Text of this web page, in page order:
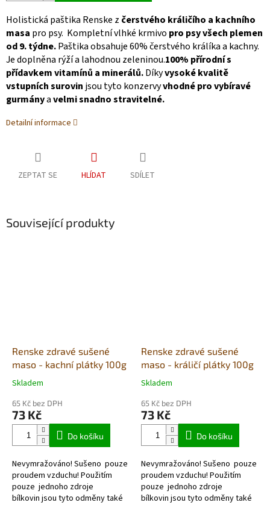
Holistická paštika Renske z čerstvého králičího a kachního
masa pro psy. Kompletní vlhké krmivo pro psy všech plemen
od 9. týdne.Paštika obsahuje 60% čerstvého králíka a kachny.
Je doplněna rýží a lahodnou zeleninou.100% přírodní s
přídavkem vitamínů a minerálů.Díkyvysoké kvalitě
vstupních surovinjsou tyto konzervyvhodné pro vybíravé
gurmányavelmi snadno stravitelné.
Detailní informace
ZEPTAT SE HLÍDAT SDÍLET
Související produkty
Renske zdravé sušené
maso - kachní plátky 100g
Průměrné
produktu
je
hvězdiček.
Skladem
65 Kč bez DPH
73 Kč
Do košíku
Nevymražováno! Sušeno pouze
proudem vzduchu! Použitím
pouze jednoho zdroje
bílkovin jsou tyto odměny také
Renske zdravé sušené
maso - králičí plátky 100g
Průměrné
produktu
je
hvězdiček.
Skladem
65 Kč bez DPH
73 Kč
Do košíku
Nevymražováno! Sušeno pouze
proudem vzduchu! Použitím
pouze jednoho zdroje
bílkovin jsou tyto odměny také